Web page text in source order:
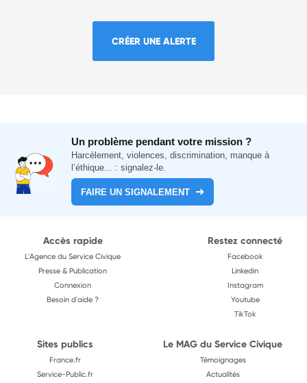
CRÉER UNE ALERTE
Un problème pendant votre mission ?
Harcèlement, violences, discrimination, manque à
l’éthique... : signalez-le.
FAIRE UN SIGNALEMENT
Accès rapide
L'Agence du Service Civique
Presse & Publication
Connexion
Besoin d'aide ?
Restez connecté
Facebook
Linkedin
Instagram
Youtube
TikTok
Sites publics
France.fr
Service-Public.fr
Le MAG du Service Civique
Témoignages
Actualités